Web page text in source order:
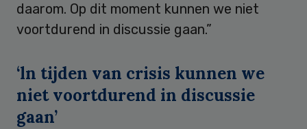
daarom. Op dit moment kunnen we niet
voortdurend in discussie gaan.”
‘ln tijden van crisis kunnen we
niet voortdurend in discussie
gaan’